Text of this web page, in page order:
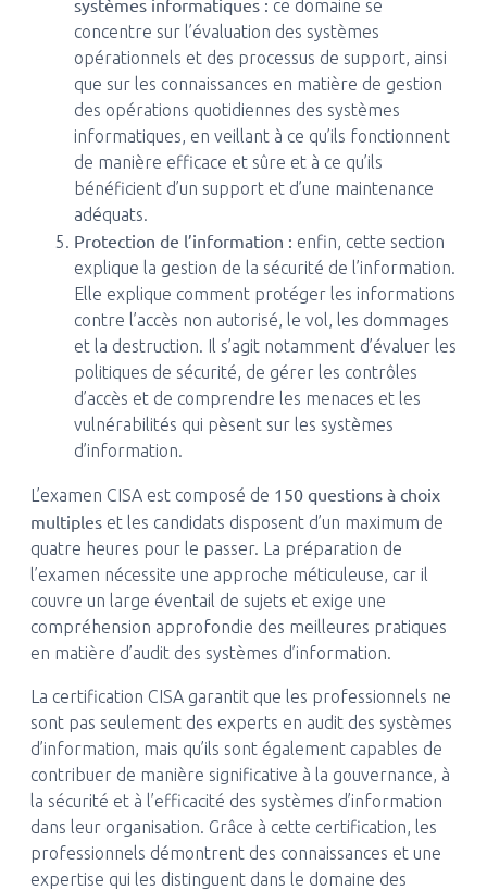
ce domaine se
concentre sur l’évaluation des systèmes
opérationnels et des processus de support, ainsi
que sur les connaissances en matière de gestion
des opérations quotidiennes des systèmes
informatiques, en veillant à ce qu’ils fonctionnent
de manière efficace et sûre et à ce qu’ils
bénéficient d’un support et d’une maintenance
adéquats.
Protection de l’information : enfin, cette section
explique la gestion de la sécurité de l’information.
Elle explique comment protéger les informations
contre l’accès non autorisé, le vol, les dommages
et la destruction. Il s’agit notamment d’évaluer les
politiques de sécurité, de gérer les contrôles
d’accès et de comprendre les menaces et les
vulnérabilités qui pèsent sur les systèmes
d’information.
L’examen CISA est composé de 150 questions à choix
multipleset les candidats disposent d’un maximum de
quatre heures pour le passer. La préparation de
l’examen nécessite une approche méticuleuse, car il
couvre un large éventail de sujets et exige une
compréhension approfondie des meilleures pratiques
en matière d’audit des systèmes d’information.
La certification CISA garantit que les professionnels ne
sont pas seulement des experts en audit des systèmes
d’information, mais qu’ils sont également capables de
contribuer de manière significative à la gouvernance, à
la sécurité et à l’efficacité des systèmes d’information
dans leur organisation. Grâce à cette certification, les
professionnels démontrent des connaissances et une
expertise qui les distinguent dans le domaine des